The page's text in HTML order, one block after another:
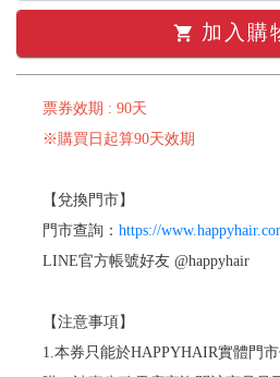
shopping_cart 加入購
票券效期 : 90天
※購買日起算90天效期
【兌換門市】
門市查詢： https://
LINE官方帳號好友 @happyhair
【注意事項】
1.本券只能於HAPPYHAIR實體門